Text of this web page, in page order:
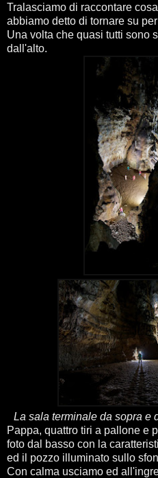
Tralasciamo di raccontare
abbiamo detto di tornare su
Una volta che quasi tutti sono
dall'alto.
La sala terminale da sopra e
Pappa, quattro tiri a pallone e
foto dal basso con la
ed il pozzo illuminato sullo
Con calma usciamo ed